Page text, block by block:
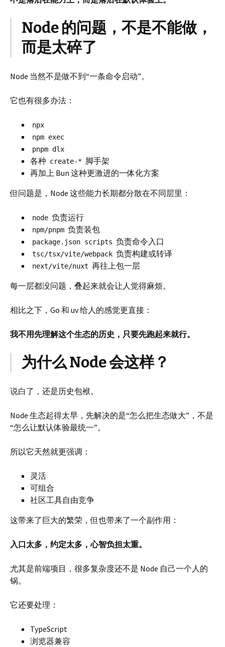
Node 的问题，不是不能做，
而是太碎了
Node 当然不是做不到“一条命令启动”。
它也有很多办法：
npx
npm exec
pnpm dlx
各种 create-* 脚手架
再加上 Bun 这种更激进的一体化方案
但问题是，Node 这些能力长期都分散在不同层里：
node 负责运行
npm/pnpm 负责装包
package.json scripts 负责命令入口
tsc/tsx/vite/webpack 负责构建或转译
next/vite/nuxt 再往上包一层
每一层都没问题，叠起来就会让人觉得麻烦。
相比之下，Go 和 uv 给人的感觉更直接：
我不用先理解这个生态的历史，只要先跑起来就行。
为什么 Node 会这样？
说白了，还是历史包袱。
Node 生态起得太早，先解决的是“怎么把生态做大”，不是
“怎么让默认体验最统一”。
所以它天然就更强调：
灵活
可组合
社区工具自由竞争
这带来了巨大的繁荣，但也带来了一个副作用：
入口太多，约定太多，心智负担太重。
尤其是前端项目，很多复杂度还不是 Node 自己一个人的
锅。
它还要处理：
TypeScript
浏览器兼容